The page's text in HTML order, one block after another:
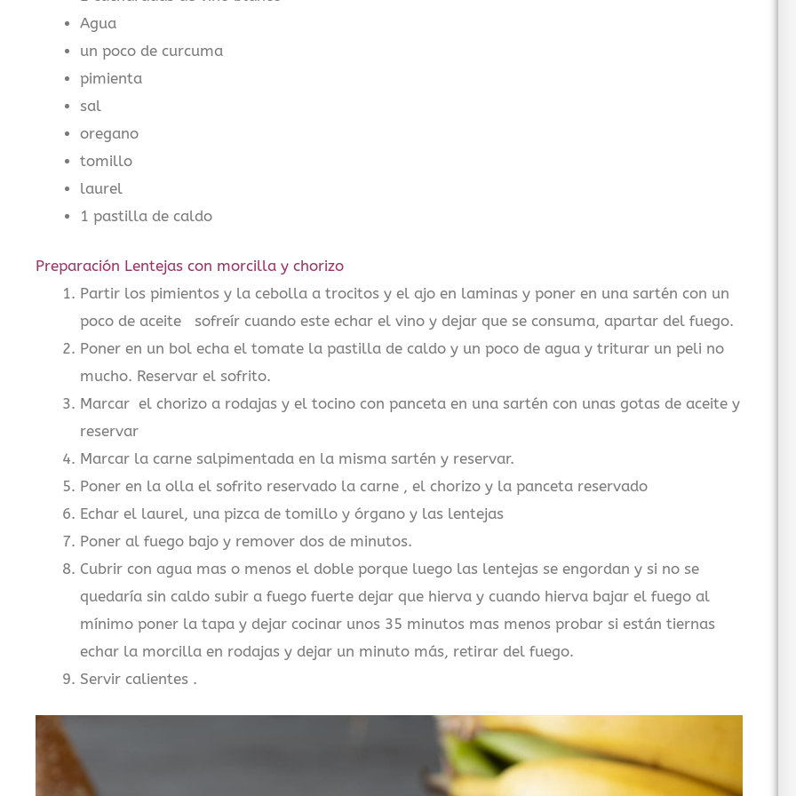
Agua
un poco de curcuma
pimienta
sal
oregano
tomillo
laurel
1 pastilla de caldo
Preparación Lentejas con morcilla y chorizo
Partir los pimientos y la cebolla a trocitos y el ajo en laminas y poner en una sartén con un
poco de aceite sofreír cuando este echar el vino y dejar que se consuma, apartar del fuego.
Poner en un bol echa el tomate la pastilla de caldo y un poco de agua y triturar un peli no
mucho. Reservar el sofrito.
Marcar el chorizo a rodajas y el tocino con panceta en una sartén con unas gotas de aceite y
reservar
Marcar la carne salpimentada en la misma sartén y reservar.
Poner en la olla el sofrito reservado la carne , el chorizo y la panceta reservado
Echar el laurel, una pizca de tomillo y órgano y las lentejas
Poner al fuego bajo y remover dos de minutos.
Cubrir con agua mas o menos el doble porque luego las lentejas se engordan y si no se
quedaría sin caldo subir a fuego fuerte dejar que hierva y cuando hierva bajar el fuego al
mínimo poner la tapa y dejar cocinar unos 35 minutos mas menos probar si están tiernas
echar la morcilla en rodajas y dejar un minuto más, retirar del fuego.
Servir calientes .